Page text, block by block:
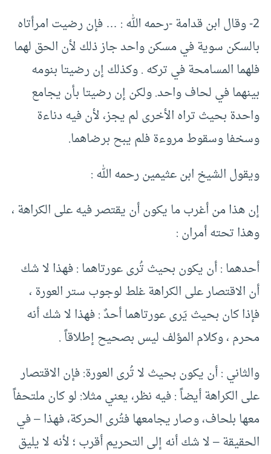
2- وقال ابن قدامة -رحمه الله : … فإن رضيت امرأتاه
بالسكن سوية في مسكن واحد جاز ذلك لأن الحق لهما
فلهما المسامحة في تركه . وكذلك إن رضيتا بنومه
بينهما في لحاف واحد. ولكن إن رضيتا بأن يجامع
واحدة بحيث تراه الأخرى لم يجز، لأن فيه دناءة
وسخفا وسقوط مروءة فلم يبح برضاهما.
ويقول الشيخ ابن عثيمين رحمه الله :
إن هذا من أغرب ما يكون أن يقتصر فيه على الكراهة ،
وهذا تحته أمران :
أحدهما : أن يكون بحيث تُرى عورتاهما : فهذا لا شك
أن الاقتصار على الكراهة غلط لوجوب ستر العورة ،
فإذا كان بحيث يَرى عورتاهما أحدٌ : فهذا لا شك أنه
محرم ، وكلام المؤلف ليس بصحيح إطلاقاً .
والثاني : أن يكون بحيث لا تُرى العورة: فإن الاقتصار
على الكراهة أيضاً : فيه نظر، يعني مثلا: لو كان ملتحفاً
معها بلحاف، وصار يجامعها فتُرى الحركة، فهذا – في
الحقيقة – لا شك أنه إلى التحريم أقرب ؛ لأنه لا يليق